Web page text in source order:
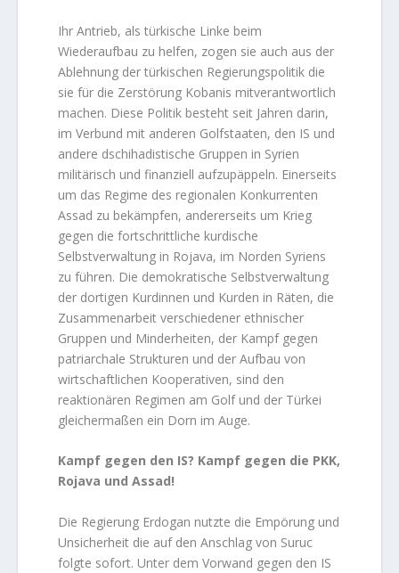
Ihr Antrieb, als türkische Linke beim
Wiederaufbau zu helfen, zogen sie auch aus der
Ablehnung der türkischen Regierungspolitik die
sie für die Zerstörung Kobanis mitverantwortlich
machen. Diese Politik besteht seit Jahren darin,
im Verbund mit anderen Golfstaaten, den IS und
andere dschihadistische Gruppen in Syrien
militärisch und finanziell aufzupäppeln. Einerseits
um das Regime des regionalen Konkurrenten
Assad zu bekämpfen, andererseits um Krieg
gegen die fortschrittliche kurdische
Selbstverwaltung in Rojava, im Norden Syriens
zu führen. Die demokratische Selbstverwaltung
der dortigen Kurdinnen und Kurden in Räten, die
Zusammenarbeit verschiedener ethnischer
Gruppen und Minderheiten, der Kampf gegen
patriarchale Strukturen und der Aufbau von
wirtschaftlichen Kooperativen, sind den
reaktionären Regimen am Golf und der Türkei
gleichermaßen ein Dorn im Auge.
Kampf gegen den IS? Kampf gegen die PKK,
Rojava und Assad!
Die Regierung Erdogan nutzte die Empörung und
Unsicherheit die auf den Anschlag von Suruc
folgte sofort. Unter dem Vorwand gegen den IS